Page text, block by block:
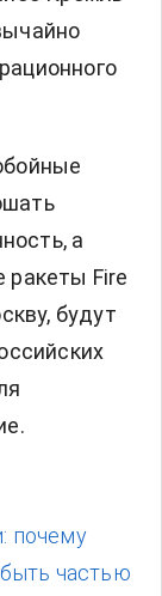
а
ракеты Fire
будут
почему
частью